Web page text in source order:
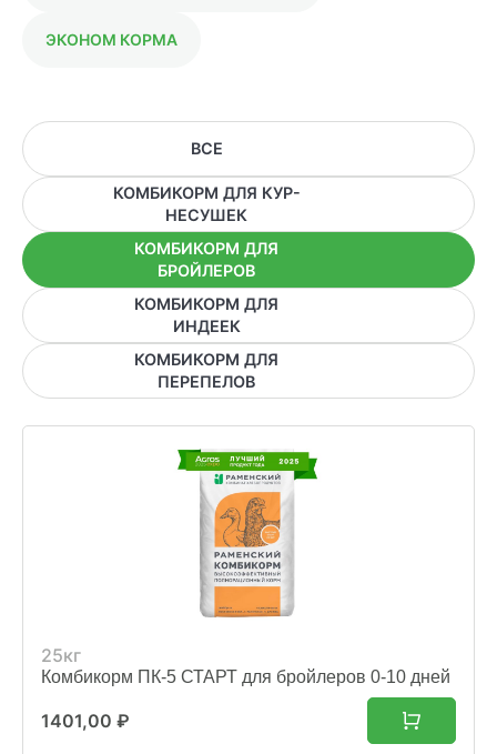
ЭКОНОМ КОРМА
ВСЕ
КОМБИКОРМ ДЛЯ КУР-
НЕСУШЕК
КОМБИКОРМ ДЛЯ
БРОЙЛЕРОВ
КОМБИКОРМ ДЛЯ
ИНДЕЕК
КОМБИКОРМ ДЛЯ
ПЕРЕПЕЛОВ
25кг
Комбикорм ПК-5 СТАРТ для бройлеров 0-10 дней
1401,00 ₽
ЗАКУПКИ
ХОЗЯЙСТВАМ
ОПТОВИКАМ
ПРАЙС
ГДЕ КУПИТЬ
+7 495 223 18 14
ПРАЙС-ЛИСТ
КАЛЬКУЛЯТОР КОМБИКОРМА